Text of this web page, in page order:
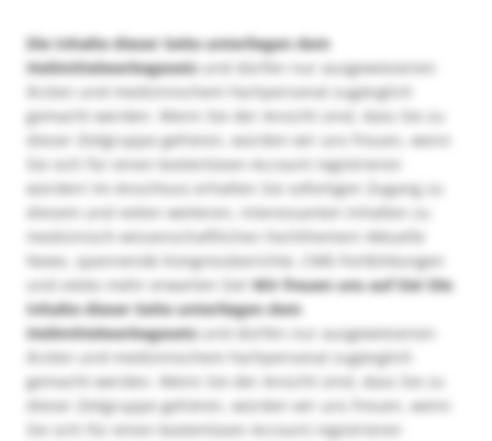
Die Inhalte dieser Seite unterliegen dem
Heilmittelwerbegesetzund dürfen nur ausgewiesenen
Ärzten und medizinischem Fachpersonal zugänglich
gemacht werden. Wenn Sie der Ansicht sind, dass Sie zu
dieser Zielgruppe gehören, würden wir uns freuen, wenn
Sie sich für einen kostenlosen Account registrieren
würden! Im Anschluss erhalten Sie sofortigen Zugang zu
diesem und vielen weiteren, interessanten Inhalten zu
medizinisch-wissenschaftlichen Fachthemen! Aktuelle
News, spannende Kongressberichte, CME-Fortbildungen
und vieles mehr erwarten Sie!Wir freuen uns auf Sie! Die
Inhalte dieser Seite unterliegen dem
Heilmittelwerbegesetzund dürfen nur ausgewiesenen
Ärzten und medizinischem Fachpersonal zugänglich
gemacht werden. Wenn Sie der Ansicht sind, dass Sie zu
dieser Zielgruppe gehören, würden wir uns freuen, wenn
Sie sich für einen kostenlosen Account registrieren